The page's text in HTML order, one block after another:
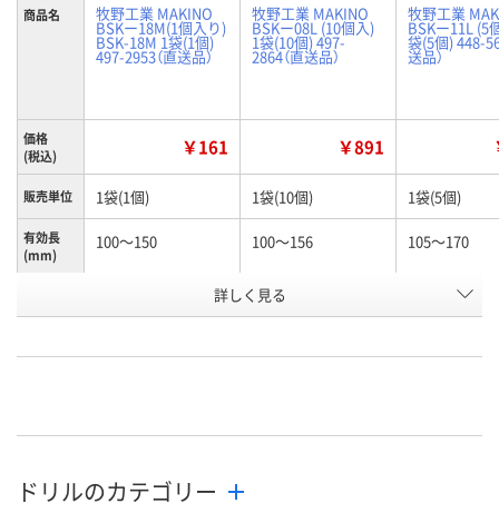
商品名 牧野工業 MAKINO
BSKー18M(1個入り)
BSK-18M 1袋(1個)
497-2953（直送品）
牧野工業 MAKINO
BSKー08L (10個入)
1袋(10個) 497-
2864（直送品）
牧野工業
BSKー11L (5
袋(5個) 448-
送品）
価格
(税込)
￥161 ￥891
販売単位 1袋(1個) 1袋(10個) 1袋(5個)
有効長
(mm)
100～150 100～156 105～170
N261156 K960603
カゴへ
詳しく見る
ドリルのカテゴリー